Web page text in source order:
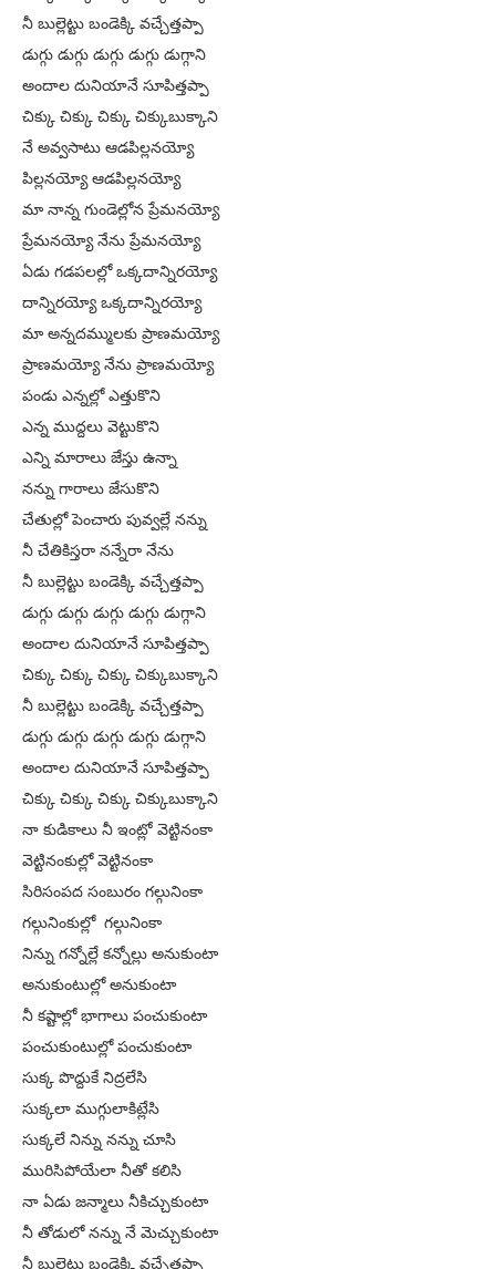
నీ బుల్లెట్టు బండెక్కి వచ్చేత్తప్పా
డుగ్గు డుగ్గు డుగ్గు డుగ్గు డుగ్గాని
అందాల దునియానే సూపిత్తప్పా
చిక్కు చిక్కు చిక్కు చిక్కుబుక్కాని
నే అవ్వసాటు ఆడపిల్లనయ్యో
పిల్లనయ్యో ఆడపిల్లనయ్యో
మా నాన్న గుండెల్లోన ప్రేమనయ్యో
ప్రేమనయ్యో నేను ప్రేమనయ్యో
ఏడు గడపలల్లో ఒక్కదాన్నిరయ్యో
దాన్నిరయ్యో ఒక్కదాన్నిరయ్యో
మా అన్నదమ్ములకు ప్రాణమయ్యో
ప్రాణమయ్యో నేను ప్రాణమయ్యో
పండు ఎన్నల్లో ఎత్తుకొని
ఎన్న ముద్దలు వెట్టుకొని
ఎన్ని మారాలు జేస్తు ఉన్నా
నన్ను గారాలు జేసుకొని
చేతుల్లో పెంచారు పువ్వల్లే నన్ను
నీ చేతికిస్తరా నన్నేరా నేను
నీ బుల్లెట్టు బండెక్కి వచ్చేత్తప్పా
డుగ్గు డుగ్గు డుగ్గు డుగ్గు డుగ్గాని
అందాల దునియానే సూపిత్తప్పా
చిక్కు చిక్కు చిక్కు చిక్కుబుక్కాని
నీ బుల్లెట్టు బండెక్కి వచ్చేత్తప్పా
డుగ్గు డుగ్గు డుగ్గు డుగ్గు డుగ్గాని
అందాల దునియానే సూపిత్తప్పా
చిక్కు చిక్కు చిక్కు చిక్కుబుక్కాని
నా కుడికాలు నీ ఇంట్లో వెట్టినంకా
వెట్టినంకుల్లో వెట్టినంకా
సిరిసంపద సంబురం గల్గునింకా
గల్గునింకుల్లో గల్గునింకా
నిన్ను గన్నోల్లే కన్నోల్లు అనుకుంటా
అనుకుంటుల్లో అనుకుంటా
నీ కష్టాల్లో భాగాలు పంచుకుంటా
పంచుకుంటుల్లో పంచుకుంటా
సుక్క పొద్దుకే నిద్రలేసి
సుక్కలా ముగ్గులాకిట్లేసి
సుక్కలే నిన్ను నన్ను చూసి
మురిసిపోయేలా నీతో కలిసి
నా ఏడు జన్మాలు నీకిచ్చుకుంటా
నీ తోడులో నన్ను నే మెచ్చుకుంటా
నీ బుల్లెట్టు బండెక్కి వచ్చేత్తప్పా